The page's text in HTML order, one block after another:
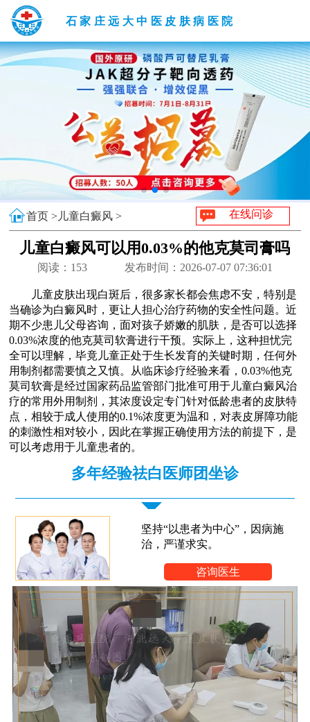
石家庄远大中医皮肤病医院
首页 > 儿童白癜风 > 在线问诊
儿童白癜风可以用0.03%的他克莫司膏吗
阅读： 153 发布时间：2026-07-07 07:36:01
儿童皮肤出现白斑后，很多家长都会焦虑不安，特别是
当确诊为白癜风时，更让人担心治疗药物的安全性问题。近
期不少患儿父母咨询，面对孩子娇嫩的肌肤，是否可以选择
0.03%浓度的他克莫司软膏进行干预。实际上，这种担忧完
全可以理解，毕竟儿童正处于生长发育的关键时期，任何外
用制剂都需要慎之又慎。从临床诊疗经验来看，0.03%他克
莫司软膏是经过国家药品监管部门批准可用于儿童白癜风治
疗的常用外用制剂，其浓度设定专门针对低龄患者的皮肤特
点，相较于成人使用的0.1%浓度更为温和，对表皮屏障功能
的刺激性相对较小，因此在掌握正确使用方法的前提下，是
可以考虑用于儿童患者的。
多年经验祛白医师团坐诊
坚持“以患者为中心”，因病施
治，严谨求实。
咨询医生